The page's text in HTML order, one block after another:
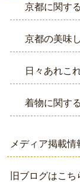
京都に関す
京都の美味
日々あれこ
着物に関す
メディア掲載情
旧ブログはこち